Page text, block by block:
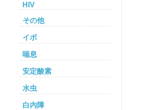
HIV
その他
イボ
喘息
安定酸素
水虫
白内障